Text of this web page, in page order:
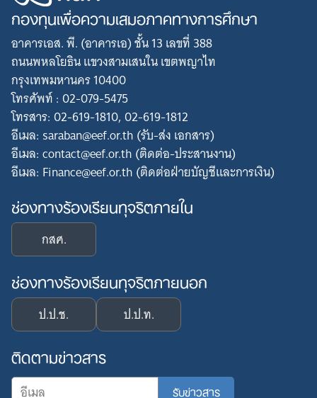
กองทุนเพื่อความเสมอภาคทางการศึกษา
อาคารเอส. พี. (อาคารเอ) ชั้น 13 เลขที่ 388
ถนนพหลโยธิน แขวงสามเสนใน เขตพญาไท
กรุงเทพมหานคร 10400
โทรศัพท์ : 02-079-5475
โทรสาร: 02-619-1810, 02-619-1812
อีเมล: saraban@eef.or.th (รับ-ส่ง เอกสาร)
อีเมล: contact@eef.or.th (ติดต่อ-ประสานงาน)
อีเมล: Finance@eef.or.th (ติดต่อฝ่ายบัญชีและการเงิน)
ช่องทางร้องเรียนทุจริตภายใน
กสศ.
ช่องทางร้องเรียนทุจริตภายนอก
ป.ป.ช. ป.ป.ท.
ติดตามข่าวสาร